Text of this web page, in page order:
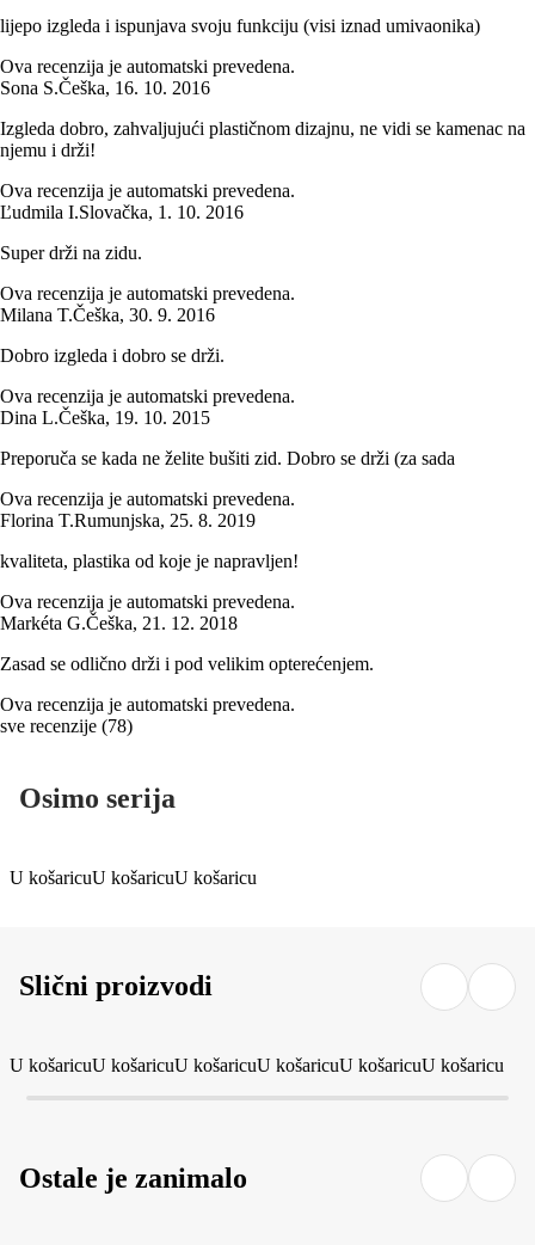
lijepo izgleda i ispunjava svoju funkciju (visi iznad umivaonika)
Ova recenzija je automatski prevedena.
Sona S.Češka, 16. 10. 2016
Izgleda dobro, zahvaljujući plastičnom dizajnu, ne vidi se kamenac na
njemu i drži!
Ova recenzija je automatski prevedena.
Ľudmila I.Slovačka, 1. 10. 2016
Super drži na zidu.
Ova recenzija je automatski prevedena.
Milana T.Češka, 30. 9. 2016
Dobro izgleda i dobro se drži.
Ova recenzija je automatski prevedena.
Dina L.Češka, 19. 10. 2015
Preporuča se kada ne želite bušiti zid. Dobro se drži (za sada
Ova recenzija je automatski prevedena.
Florina T.Rumunjska, 25. 8. 2019
kvaliteta, plastika od koje je napravljen!
Ova recenzija je automatski prevedena.
Markéta G.Češka, 21. 12. 2018
Zasad se odlično drži i pod velikim opterećenjem.
Ova recenzija je automatski prevedena.
sve recenzije (78)
Osimo serija
U košaricuU košaricuU košaricu
Slični proizvodi
U košaricuU košaricuU košaricuU košaricuU košaricuU košaricu
Ostale je zanimalo